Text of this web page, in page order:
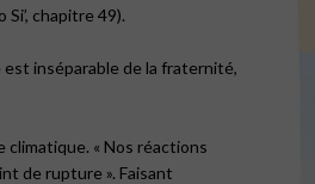
chapitre 49).
inséparable de la fraternité,
climatique. « Nos réactions
de rupture ». Faisant